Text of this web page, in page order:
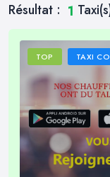
Résultat : 1
TOP TAXI